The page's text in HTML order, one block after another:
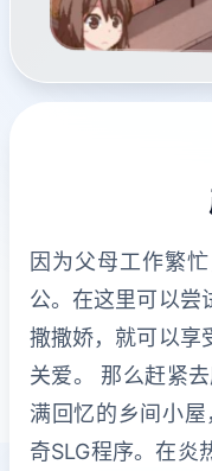
因为父母工作繁
公。在这里可以尝
撒撒娇，就可以享
关爱。 那么赶紧
满回忆的乡间小
奇SLG程序。在炎